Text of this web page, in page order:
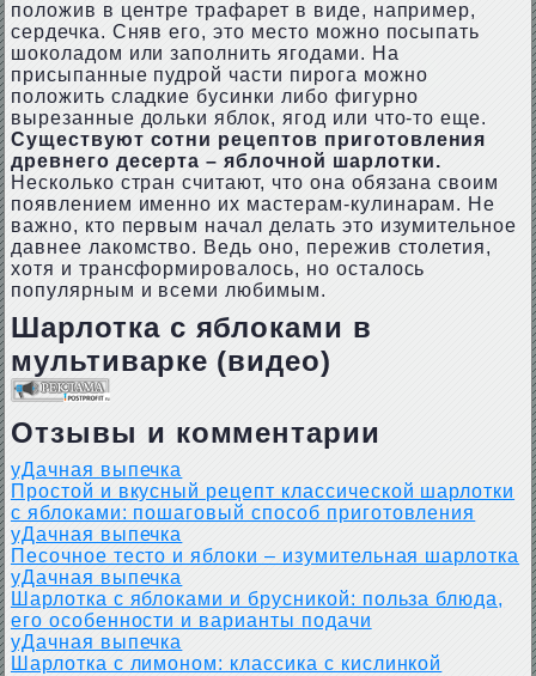
положив в центре трафарет в виде, например,
сердечка. Сняв его, это место можно посыпать
шоколадом или заполнить ягодами. На
присыпанные пудрой части пирога можно
положить сладкие бусинки либо фигурно
вырезанные дольки яблок, ягод или что-то еще.
Существуют сотни рецептов приготовления
древнего десерта – яблочной шарлотки.
Несколько стран считают, что она обязана своим
появлением именно их мастерам-кулинарам. Не
важно, кто первым начал делать это изумительное
давнее лакомство. Ведь оно, пережив столетия,
хотя и трансформировалось, но осталось
популярным и всеми любимым.
Шарлотка с яблоками в
мультиварке (видео)
Отзывы и комментарии
уДачная выпечка
Простой и вкусный рецепт классической шарлотки
с яблоками: пошаговый способ приготовления
уДачная выпечка
Песочное тесто и яблоки – изумительная шарлотка
уДачная выпечка
Шарлотка с яблоками и брусникой: польза блюда,
его особенности и варианты подачи
уДачная выпечка
Шарлотка с лимоном: классика с кислинкой